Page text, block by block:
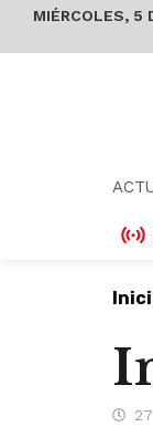
MIÉRCOLES, 5